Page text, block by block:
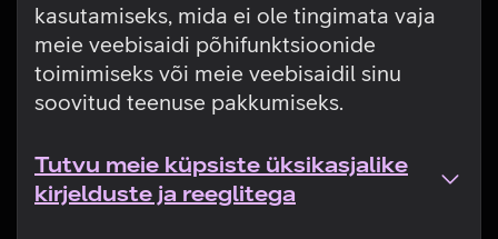
kasutamiseks, mida ei ole tingimata vaja
meie veebisaidi põhifunktsioonide
toimimiseks või meie veebisaidil sinu
soovitud teenuse pakkumiseks.
Tutvu meie küpsiste üksikasjalike
kirjelduste ja reeglitega
Tehniline viga